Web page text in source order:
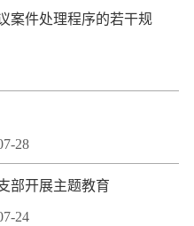
案件处理程序的若干规
28
部开展主题教育
24